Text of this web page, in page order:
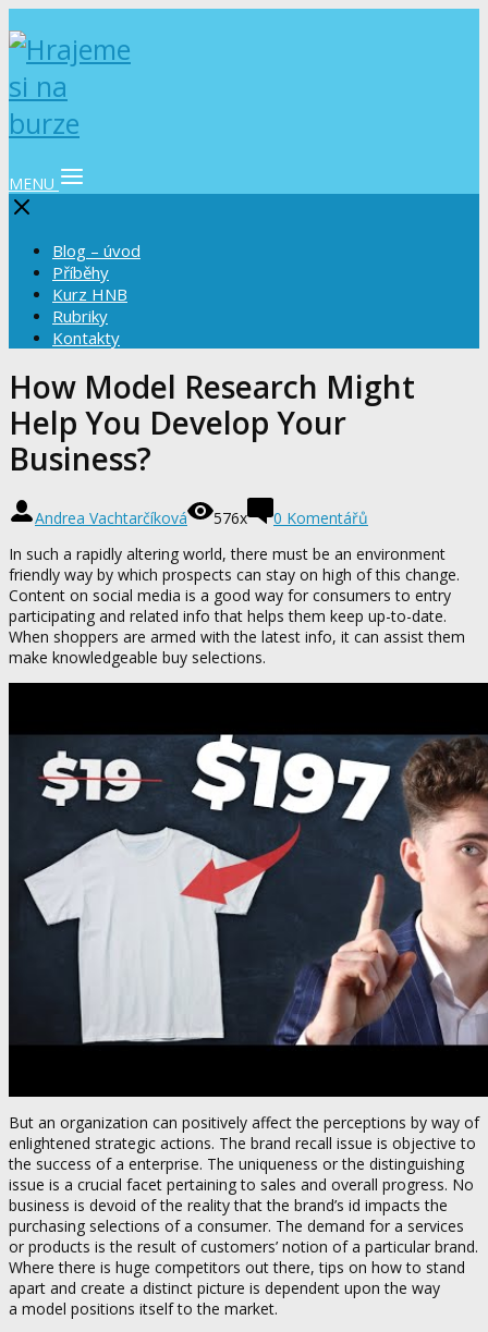
MENU
Blog – úvod
Příběhy
Kurz HNB
Rubriky
Kontakty
How Model Research Might
Help You Develop Your
Business?
Andrea Vachtarčíková 576x
0 Komentářů
In such a rapidly altering world, there must be an environment
friendly way by which prospects can stay on high of this change.
Content on social media is a good way for consumers to entry
participating and related info that helps them keep up-to-date.
When shoppers are armed with the latest info, it can assist them
make knowledgeable buy selections.
But an organization can positively affect the perceptions by way of
enlightened strategic actions. The brand recall issue is objective to
the success of a enterprise. The uniqueness or the distinguishing
issue is a crucial facet pertaining to sales and overall progress. No
business is devoid of the reality that the brand’s id impacts the
purchasing selections of a consumer. The demand for a services
or products is the result of customers’ notion of a particular brand.
Where there is huge competitors out there, tips on how to stand
apart and create a distinct picture is dependent upon the way
a model positions itself to the market.